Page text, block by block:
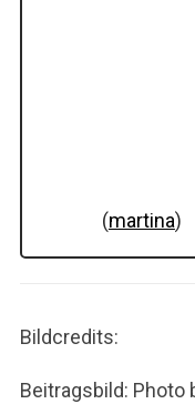
(martina)
Bildcredits:
Beitragsbild: Photo